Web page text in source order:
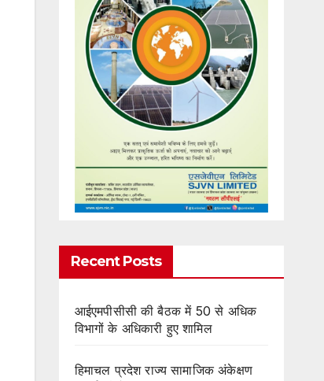
Recent Posts
आईएमपीसीसी की बैठक में 50 से अधिक
विभागों के अधिकारी हुए शामिल
हिमाचल प्रदेश राज्य सामाजिक अंकेक्षण